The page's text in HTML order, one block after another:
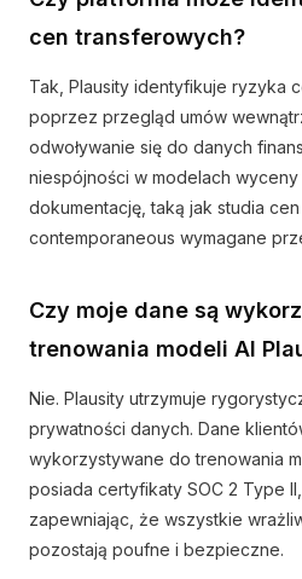
cen transferowych?
Tak, Plausity identyfikuje ryzyka
poprzez przegląd umów
odwoływanie się do danych
niespójności w modelach
dokumentację, taką jak studia
contemporaneous wymagane
Czy moje dane są
trenowania modeli AI
Nie. Plausity utrzymuje
prywatności danych. Dane
wykorzystywane do trenowania
posiada certyfikaty SOC 2 Type II,
zapewniając, że wszystkie
pozostają poufne i bezpieczne.